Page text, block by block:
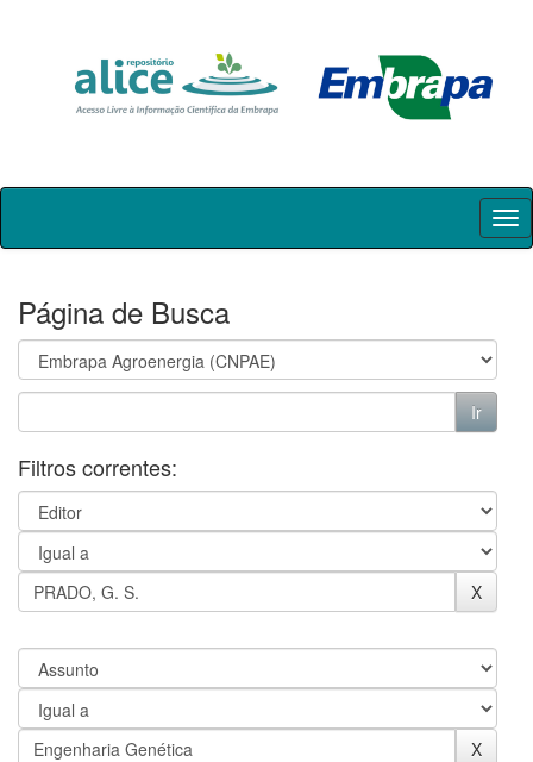
Skip
Página de Busca
Filtros correntes: